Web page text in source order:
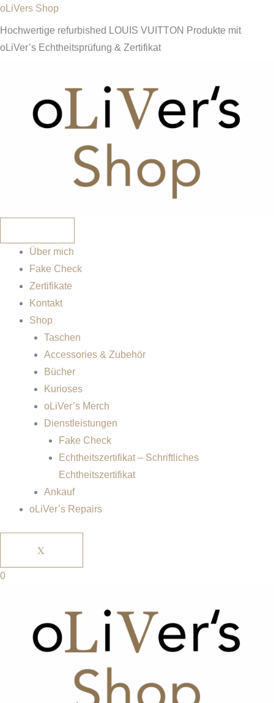
Zum
Inhalt
springen
oLiVers Shop
Hochwertige refurbished LOUIS VUITTON Produkte mit
oLiVer’s Echtheitsprüfung & Zertifikat
Über mich
Fake Check
Zertifikate
Kontakt
Shop
Taschen
Accessories & Zubehör
Bücher
Kurioses
oLiVer’s Merch
Dienstleistungen
Fake Check
Echtheitszertifikat – Schriftliches
Echtheitszertifikat
Ankauf
oLiVer’s Repairs
X
0